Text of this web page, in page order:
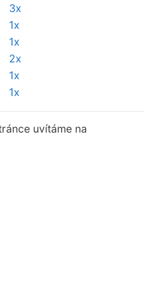
3x
1x
1x
2x
1x
1x
uvítáme na